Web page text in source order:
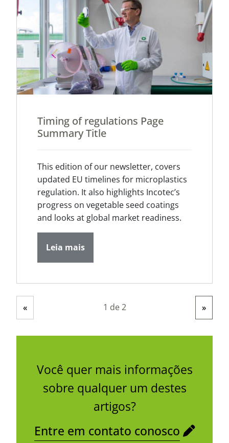
Timing of regulations Page
Summary Title
This edition of our newsletter, covers
updated EU timelines for microplastics
regulation. It also highlights Incotec’s
progress on vegetable seed coatings
and looks at global market readiness.
Leia mais
« 1 de 2 »
Você quer mais informações
sobre qualquer um destes
artigos?
Entre em contato conosco